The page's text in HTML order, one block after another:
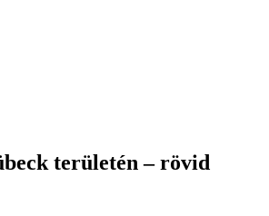
területén – rövid